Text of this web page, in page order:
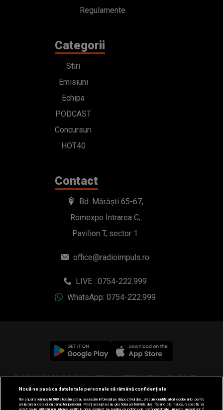
Regulamente
Categorii
Stiri
Emisiuni
Echipa
PODCAST
Concursuri
HOT40
Contact
Bd. Mărăști 65-67,
Romexpo Intrarea C,
Pavilion T, sector 1
office@radioimpuls.ro
LIVE : 0754-222.999
WhatsApp: 0754-222.999
© 2019-2026 DOGAN MEDIA INTERNATIONAL SA, Toate
drepturile rezervate.
Nouă ne pasă ca datele tale personale să rămână confidențiale
Noi și partenerii noștri589stocăm și/sau accesăm informații pe dispozitivul dvs., precum identificatorii cookie unici pentru
prelucrarea datelor cu caracter personal. Puteți accepta sau gestiona preferințele dvs. făcând clic mai jos, respectiv vă
puteți opune utilizării unui interes legitim în orice moment pe pagina cu politica de confidențialitate. Aceste alegeri vor fi